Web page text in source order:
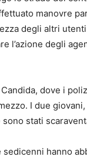
manovre
degli altri
l’azione degli
dove i
I due
stati
hanno